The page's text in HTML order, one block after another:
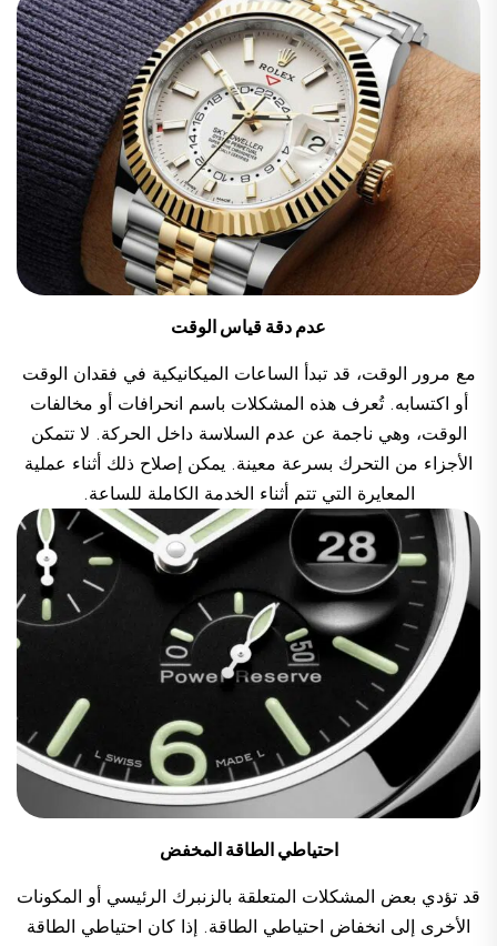
عدم دقة قياس الوقت
مع مرور الوقت، قد تبدأ الساعات الميكانيكية في فقدان الوقت
أو اكتسابه. تُعرف هذه المشكلات باسم انحرافات أو مخالفات
الوقت، وهي ناجمة عن عدم السلاسة داخل الحركة. لا تتمكن
الأجزاء من التحرك بسرعة معينة. يمكن إصلاح ذلك أثناء عملية
المعايرة التي تتم أثناء الخدمة الكاملة للساعة.
احتياطي الطاقة المخفض
قد تؤدي بعض المشكلات المتعلقة بالزنبرك الرئيسي أو المكونات
الأخرى إلى انخفاض احتياطي الطاقة. إذا كان احتياطي الطاقة